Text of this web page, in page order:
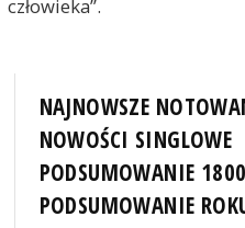
człowieka”.
NAJNOWSZE
NOWOŚCI SINGLOWE
PODSUMOWANIE
PODSUMOWANIE